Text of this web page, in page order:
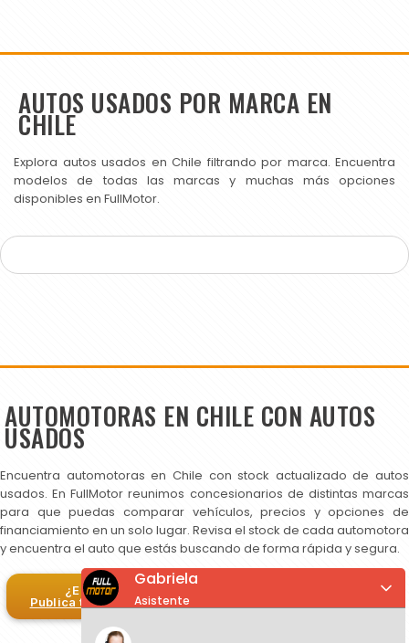
AUTOS USADOS POR MARCA EN
CHILE
Explora autos usados en Chile filtrando por marca. Encuentra
modelos de todas las marcas y muchas más opciones
disponibles en FullMotor.
AUTOMOTORAS EN CHILE CON AUTOS
USADOS
Encuentra automotoras en Chile con stock actualizado de autos
usados. En FullMotor reunimos concesionarios de distintas marcas
para que puedas comparar vehículos, precios y opciones de
financiamiento en un solo lugar. Revisa el stock de cada automotora
y encuentra el auto que estás buscando de forma rápida y segura.
¿Eres automotora?
Publica tus autos en FullMotor
Gabriela
Asistente